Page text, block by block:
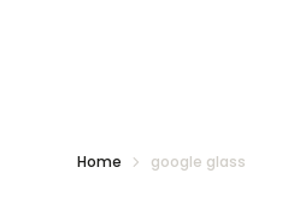
Home google glass